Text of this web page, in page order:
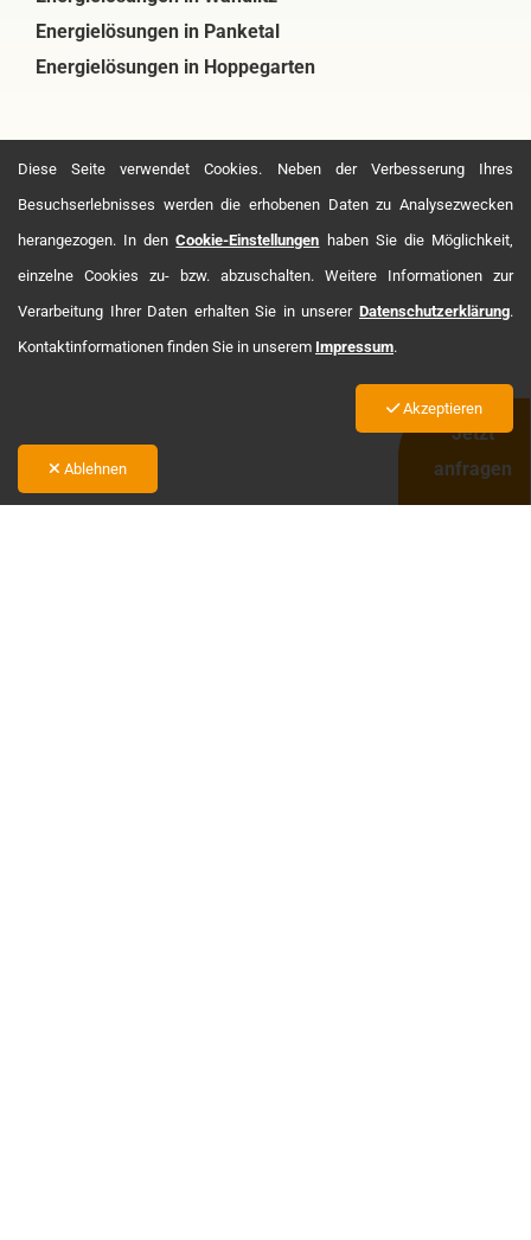
Energielösungen in Panketal
Energielösungen in Hoppegarten
Jetzt
anfragen
Diese Seite verwendet Cookies. Neben der Verbesserung Ihres
Besuchserlebnisses werden die erhobenen Daten zu Analysezwecken
herangezogen. In denCookie-Einstellungen haben Sie die Möglichkeit,
einzelne Cookies zu- bzw. abzuschalten. Weitere Informationen zur
Verarbeitung Ihrer Daten erhalten Sie in unserer Datenschutzerklärung.
Kontaktinformationen finden Sie in unserem Impressum.
Akzeptieren
Ablehnen